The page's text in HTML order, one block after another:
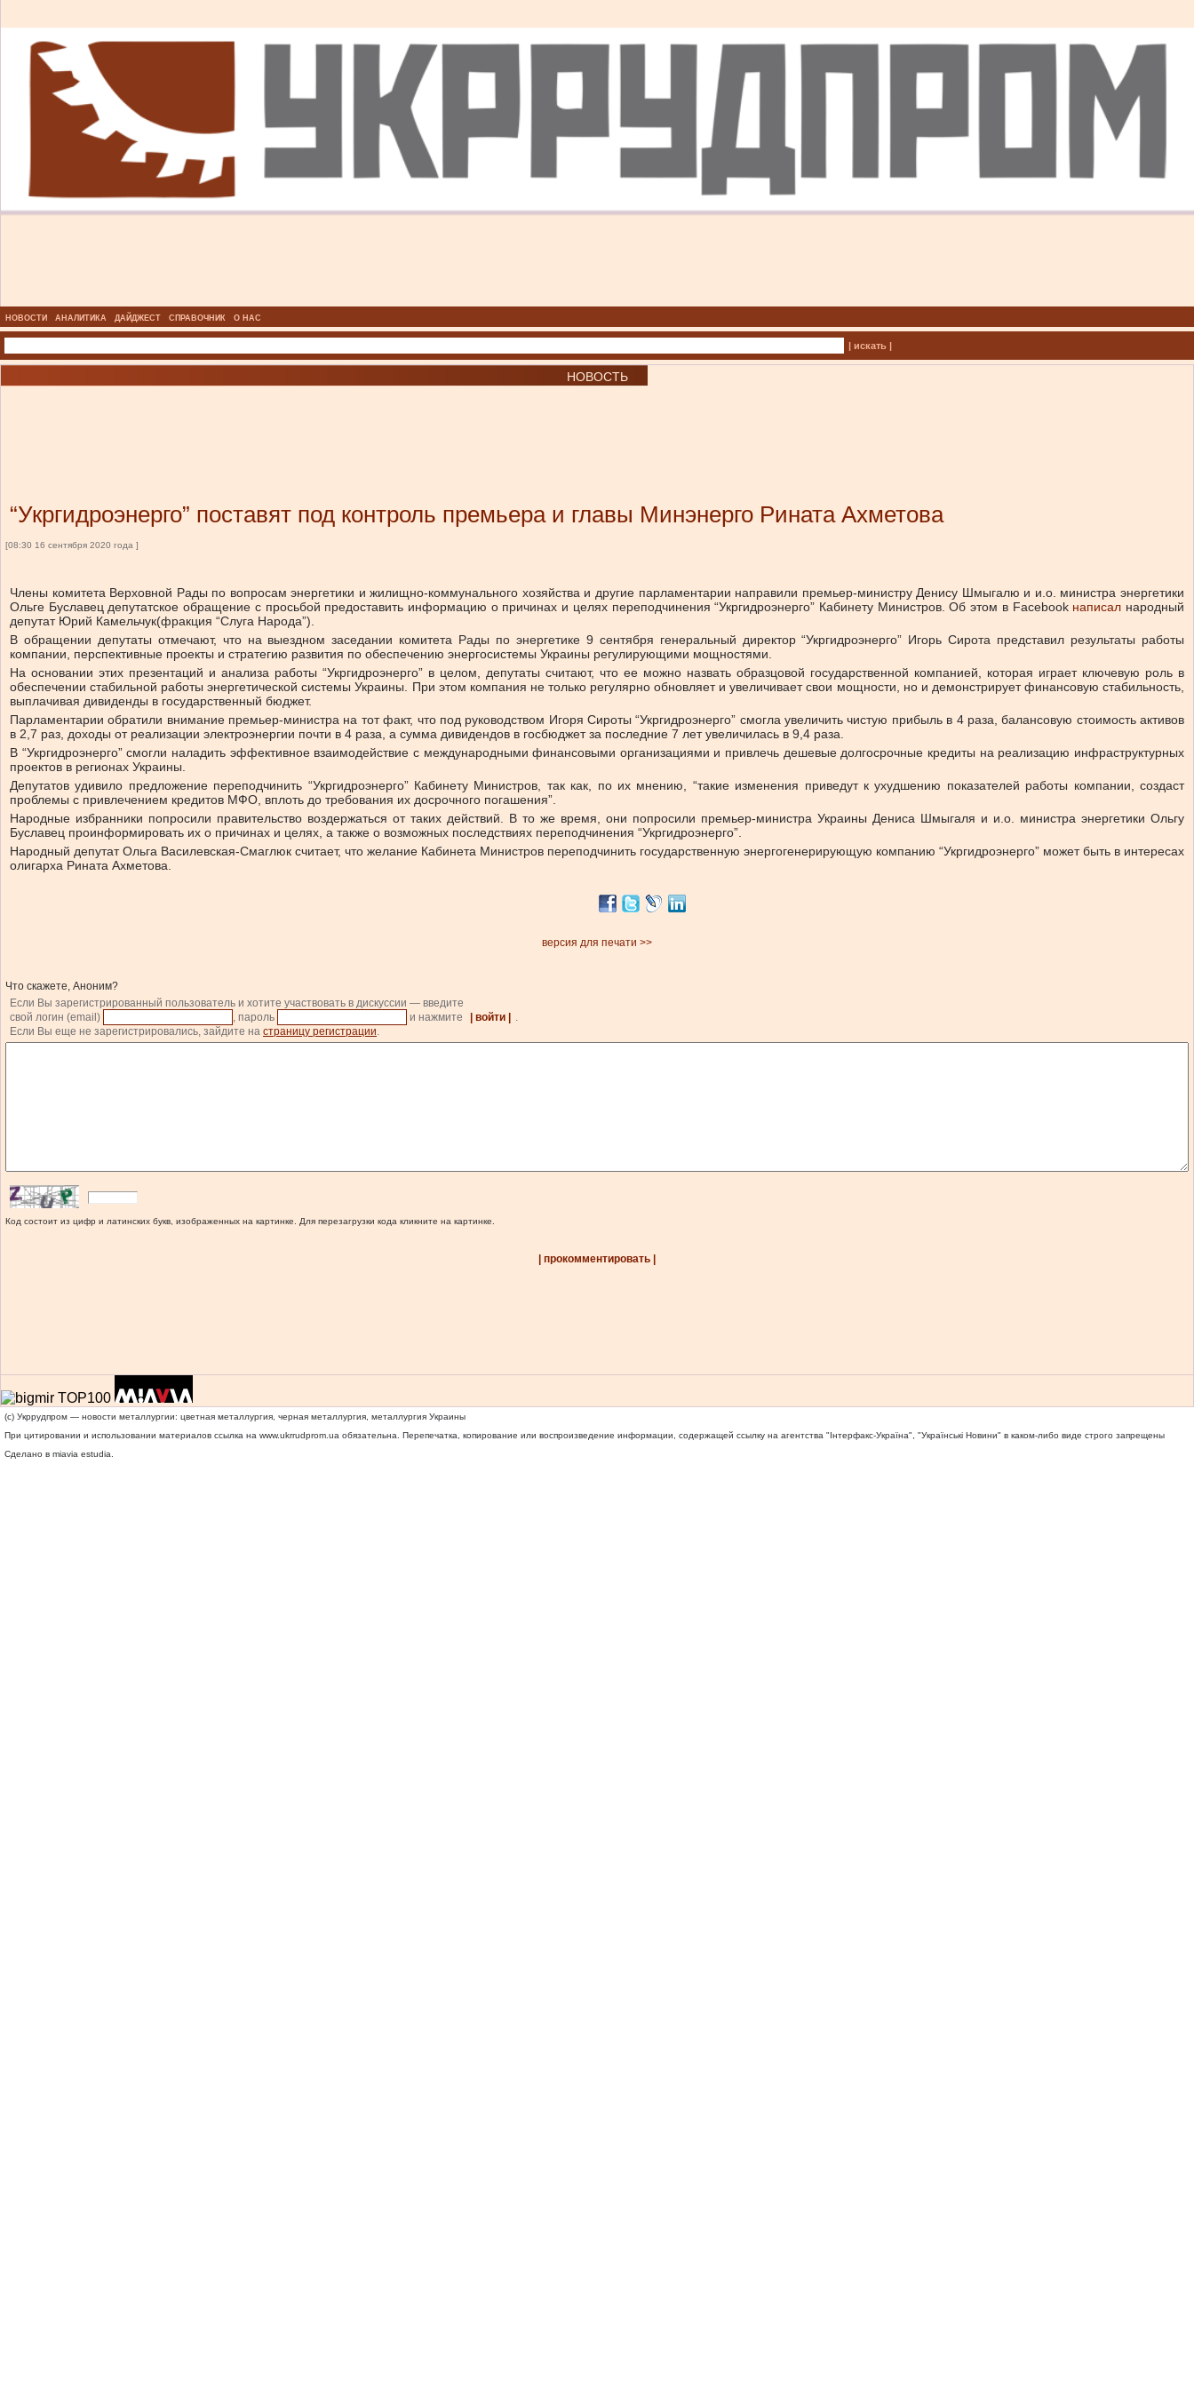
НОВОСТИ АНАЛИТИКА ДАЙДЖЕСТ СПРАВОЧНИК О НАС
| искать |
НОВОСТЬ
“Укргидроэнерго” поставят под контроль премьера и главы Минэнерго Рината Ахметова
[08:30 16 сентября 2020 года ]
Члены комитета Верховной Рады по вопросам энергетики и жилищно-коммунального хозяйства и другие парламентарии направили премьер-министру Денису Шмыгалю и и.о. министра энергетики
Ольге Буславец депутатское обращение с просьбой предоставить информацию о причинах и целях переподчинения “Укргидроэнерго” Кабинету Министров. Об этом в Facebook написал народный
депутат Юрий Камельчук(фракция “Слуга Народа”).
В обращении депутаты отмечают, что на выездном заседании комитета Рады по энергетике 9 сентября генеральный директор “Укргидроэнерго” Игорь Сирота представил результаты работы
компании, перспективные проекты и стратегию развития по обеспечению энергосистемы Украины регулирующими мощностями.
На основании этих презентаций и анализа работы “Укргидроэнерго” в целом, депутаты считают, что ее можно назвать образцовой государственной компанией, которая играет ключевую роль в
обеспечении стабильной работы энергетической системы Украины. При этом компания не только регулярно обновляет и увеличивает свои мощности, но и демонстрирует финансовую стабильность,
выплачивая дивиденды в государственный бюджет.
Парламентарии обратили внимание премьер-министра на тот факт, что под руководством Игоря Сироты “Укргидроэнерго” смогла увеличить чистую прибыль в 4 раза, балансовую стоимость активов
в 2,7 раз, доходы от реализации электроэнергии почти в 4 раза, а сумма дивидендов в госбюджет за последние 7 лет увеличилась в 9,4 раза.
В “Укргидроэнерго” смогли наладить эффективное взаимодействие с международными финансовыми организациями и привлечь дешевые долгосрочные кредиты на реализацию инфраструктурных
проектов в регионах Украины.
Депутатов удивило предложение переподчинить “Укргидроэнерго” Кабинету Министров, так как, по их мнению, “такие изменения приведут к ухудшению показателей работы компании, создаст
проблемы с привлечением кредитов МФО, вплоть до требования их досрочного погашения”.
Народные избранники попросили правительство воздержаться от таких действий. В то же время, они попросили премьер-министра Украины Дениса Шмыгаля и и.о. министра энергетики Ольгу
Буславец проинформировать их о причинах и целях, а также о возможных последствиях переподчинения “Укргидроэнерго”.
Народный депутат Ольга Василевская-Смаглюк считает, что желание Кабинета Министров переподчинить государственную энергогенерирующую компанию “Укргидроэнерго” может быть в интересах
олигарха Рината Ахметова.
версия для печати >>
Что скажете, Аноним?
Если Вы зарегистрированный пользователь и хотите участвовать в дискуссии — введите
свой логин (email)
, пароль и нажмите | войти |
.
Если Вы еще не зарегистрировались, зайдите на страницу регистрации.
Код состоит из цифр и латинских букв, изображенных на картинке. Для перезагрузки кода кликните на картинке.
| прокомментировать |
(c) Укррудпром — новости металлургии: цветная металлургия, черная металлургия, металлургия Украины
При цитировании и использовании материалов ссылка на www.ukrrudprom.ua обязательна. Перепечатка, копирование или воспроизведение информации, содержащей ссылку на агентства "Iнтерфакс-Україна", "Українськi Новини" в каком-либо виде строго запрещены
Сделано в miavia estudia.